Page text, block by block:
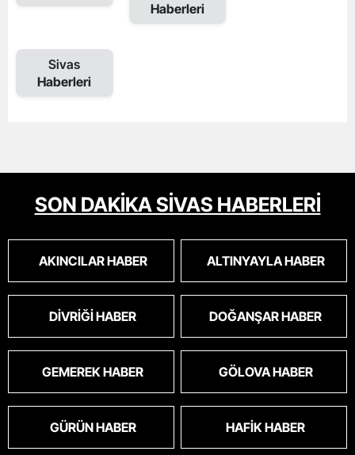
Haberleri
Sivas
Haberleri
SON DAKİKA SİVAS HABERLERİ
AKINCILAR HABER ALTINYAYLA HABER
DIVRIĞI HABER DOĞANŞAR HABER
GEMEREK HABER GÖLOVA HABER
GÜRÜN HABER HAFIK HABER